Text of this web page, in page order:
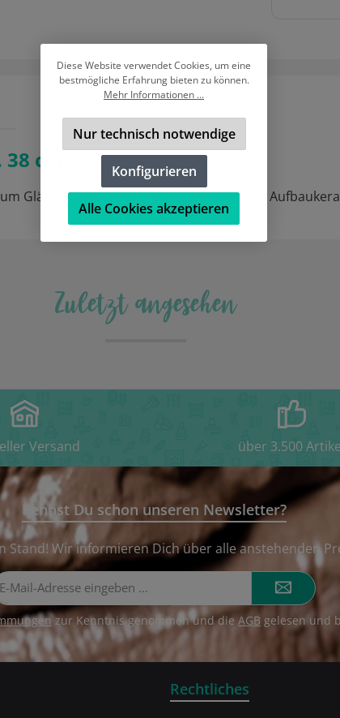
cm"
Glätten, Verfestigen und montieren von
Zuletzt angesehen
Versand über 3.500
Kennst Du schon unseren Newsletter?
Stand! Wir informieren Dich über alle anstehenden
Mail-
Adresse*
zur Kenntnis genommen und dieAGB gelesen und
Rechtliches
Diese Website verwendet Cookies, um eine
bestmögliche Erfahrung bieten zu können.
Mehr Informationen ...
Nur technisch notwendige
Konfigurieren
Alle Cookies akzeptieren